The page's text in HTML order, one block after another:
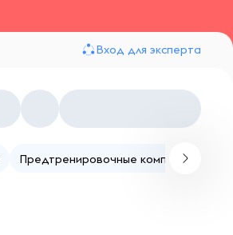
Вход для эксперта
Предтренировочные комплексы